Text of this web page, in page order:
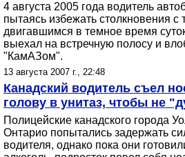
4 августа 2005 года водитель
пытаясь избежать столкновения с
двигавшимся в темное время
выехал на встречную полосу и
"КамАЗом".
13 августа 2007 г., 22:48
Канадский водитель съел
голову в унитаз, чтобы не
Полицейские канадского города
Онтарио попытались задержать
водителя, однако пока они